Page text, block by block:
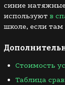
синие
используют в
школе, если
Стоимость
Таблица